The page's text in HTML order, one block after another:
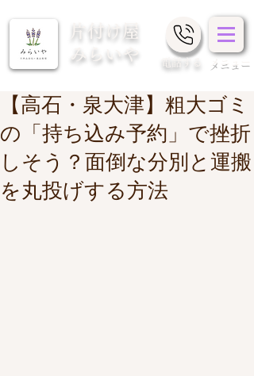
片付け屋
みらいや
​電話する メニュー
【高石・泉大津】粗大ゴミ
の「持ち込み予約」で挫折
しそう？面倒な分別と運搬
を丸投げする方法